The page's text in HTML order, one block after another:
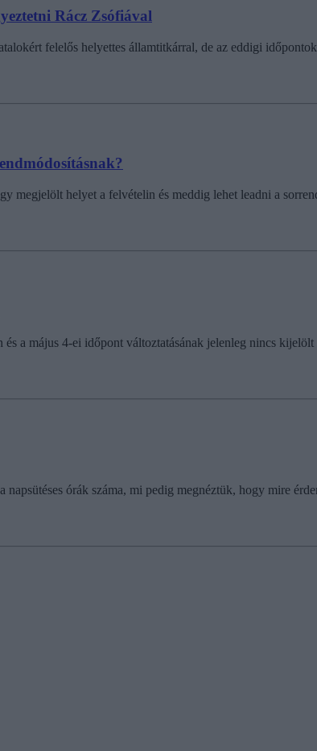
Rácz Zsófiával
felelős helyettes államtitkárral, de az eddigi
megjelölt helyet a felvételin és meddig lehet leadni a
a május 4-ei időpont változtatásának jelenleg nincs kijelölt
órák száma, mi pedig megnéztük, hogy mire